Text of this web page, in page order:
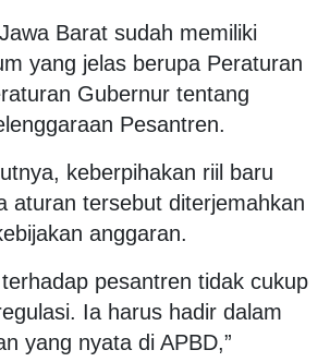
Barat sudah memiliki
yang jelas berupa Peraturan
Gubernur tentang
Pesantren.
keberpihakan riil baru
aturan tersebut diterjemahkan
anggaran.
pesantren tidak cukup
Ia harus hadir dalam
yang nyata di APBD,”